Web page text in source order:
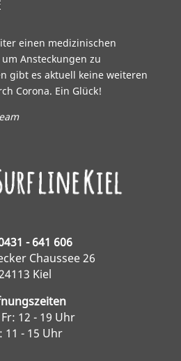
einen medizinischen
Ansteckungen zu
gibt es aktuell keine weiteren
Corona. Ein Glück!
- 641 606
Chaussee 26
Kiel
12 - 19 Uhr
11 - 15 Uhr